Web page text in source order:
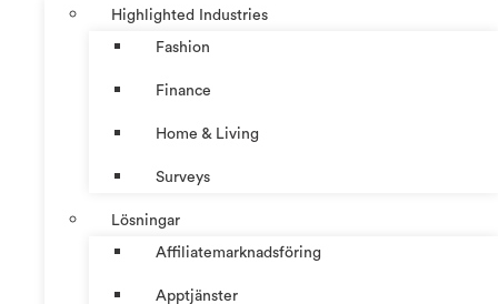
Highlighted Industries
Fashion
Finance
Home & Living
Surveys
Lösningar
Affiliatemarknadsföring
Apptjänster